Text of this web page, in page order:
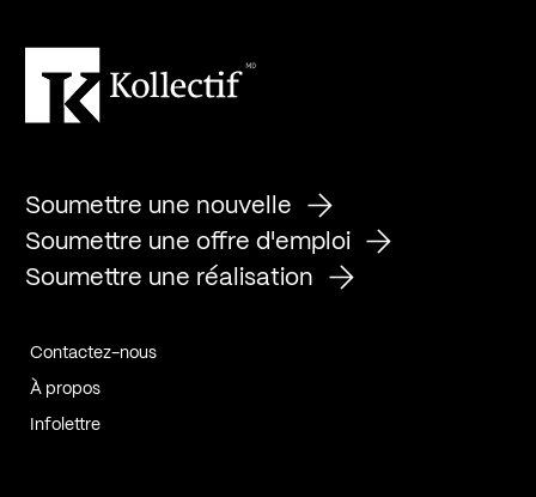
Soumettre une nouvelle
Soumettre une offre d'emploi
Soumettre une réalisation
Contactez-nous
À propos
Infolettre